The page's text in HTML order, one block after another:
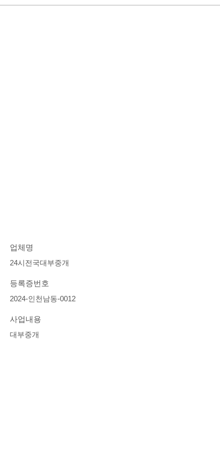
업체명
24시전국대부중개
등록증번호
2024-인천남동-0012
사업내용
대부중개